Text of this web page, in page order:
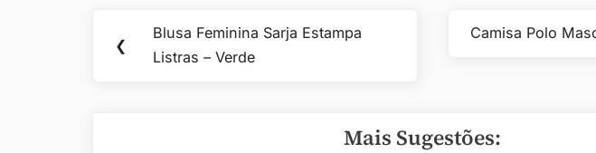
Navegação
de
❮
Previous
Post:
Blusa Feminina Sarja Estampa
Listras – Verde
Next
Camisa Polo
Mais Sugestões: